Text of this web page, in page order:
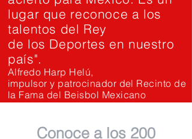
lugar que reconoce a los
talentos del Rey
de los Deportes en nuestro
país".
Alfredo Harp Helú,
impulsor y patrocinador del Recinto de
la Fama del Beisbol Mexicano
Conoce a los 200